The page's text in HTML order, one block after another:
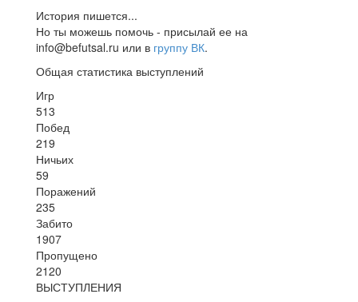
История пишется...
Но ты можешь помочь - присылай ее на
info@befutsal.ru или в группу ВК.
Общая статистика выступлений
Игр
513
Побед
219
Ничьих
59
Поражений
235
Забито
1907
Пропущено
2120
ВЫСТУПЛЕНИЯ